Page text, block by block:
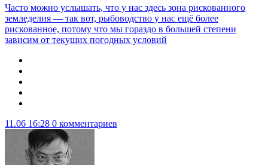
Часто можно услышать, что у нас здесь зона рискованного
земледелия — так вот, рыбоводство у нас ещё более
рискованное, потому что мы гораздо в большей степени
зависим от текущих погодных условий
11.06 16:28 0 комментариев